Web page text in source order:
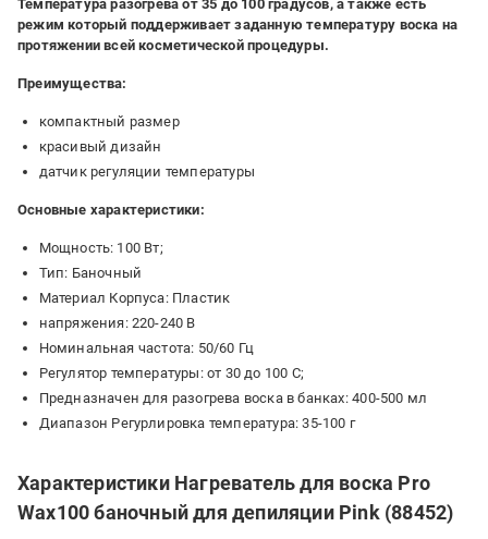
Температура разогрева от 35 до 100 градусов, а также есть
режим который поддерживает заданную температуру воска на
протяжении всей косметической процедуры.
Преимущества:
компактный размер
красивый дизайн
датчик регуляции температуры
Основные характеристики:
Мощность: 100 Вт;
Тип: Баночный
Материал Корпуса: Пластик
напряжения: 220-240 В
Номинальная частота: 50/60 Гц
Регулятор температуры: от 30 до 100 С;
Предназначен для разогрева воска в банках: 400-500 мл
Диапазон Регурлировка температура: 35-100 г
Характеристики Нагреватель для воска Pro
Wax100 баночный для депиляции Pink (88452)